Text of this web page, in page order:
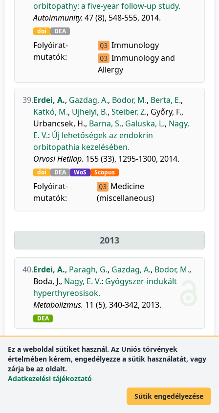
orbitopathy: a five-year follow-up study.
Autoimmunity. 47 (8), 548-555, 2014.
doi DEA
Folyóirat-
mutatók:
Q3 Immunology
Q3 Immunology and
Allergy
39.Erdei, A., Gazdag, A., Bodor, M., Berta, E.,
Katkó, M., Ujhelyi, B., Steiber, Z., Győry, F.,
Urbancsek, H., Barna, S., Galuska, L., Nagy,
E. V.: Új lehetőségek az endokrin
orbitopathia kezelésében.
Orvosi Hetilap. 155 (33), 1295-1300, 2014.
doi DEA WoS Scopus
Folyóirat-
mutatók:
Q3 Medicine
(miscellaneous)
2013
40.Erdei, A., Paragh, G., Gazdag, A., Bodor, M.,
Boda, J., Nagy, E. V.: Gyógyszer-indukált
hyperthyreosisok.
Metabolizmus. 11 (5), 340-342, 2013.
DEA
2012
Gazdag, A.,Erdei, A.,
Berta, A.,Nagy, E.
Ez a weboldal sütiket használ. Az Uniós törvények
értelmében kérem, engedélyezze a sütik használatát, vagy
zárja be az oldalt.
Adatkezelési tájékoztató
Sütik engedélyezése